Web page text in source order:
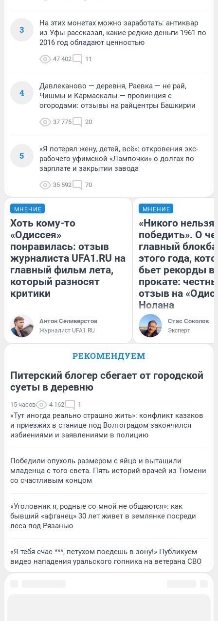
3
На этих монетах можно заработать: антиквар
из Уфы рассказал, какие редкие деньги 1961 по
2016 год обладают ценностью
47 402 11
4
Давлеканово — деревня, Раевка — не рай,
Чишмы и Кармаскалы — провинция с
огородами: отзывы на райцентры Башкирии
37 775 20
5
«Я потерял жену, детей, всё»: откровения экс-
рабочего уфимской «Лампочки» о долгах по
зарплате и закрытии завода
35 592 70
МНЕНИЕ
Хоть кому-то
«Одиссея»
понравилась: отзыв
журналиста UFA1.RU на
главный фильм лета,
который разносят
критики
Антон Селиверстов
Журналист UFA1.RU
МНЕНИЕ
«Никого нельзя
победить». О
главный
этого года,
бьет рекорды в
прокате:
отзыв на
Нолана
Стас Соколов
Эксперт
РЕКОМЕНДУЕМ
Питерский блогер сбегает от городской
суеты в деревню
15 часов 4 162 1
«Тут иногда реально страшно жить»: конфликт казаков
и приезжих в станице под Волгоградом закончился
избиениями и заявлениями в полицию
Победили опухоль размером с яйцо и вытащили
младенца с того света. Пять историй врачей из Тюмени
со счастливым концом
«Уголовник я, родные со мной не общаются»: как
бывший «афганец» 30 лет живет в землянке посреди
леса под Рязанью
«Я тебя счас ***, петухом поедешь в зону!» Публикуем
видео нападения уральского гопника на ветерана СВО